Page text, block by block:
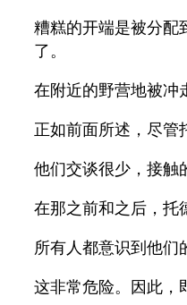
糟糕的开端是被分配
了。
在附近的野营地被冲
正如前面所述，尽管
他们交谈很少，接触
在那之前和之后，托
所有人都意识到他们
这非常危险。因此，